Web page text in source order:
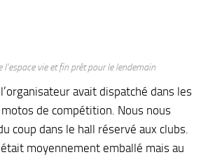
l’espace vie et fin prêt pour le lendemain
avait dispatché dans les
de compétition. Nous nous
coup dans le hall réservé aux clubs.
moyennement emballé mais au